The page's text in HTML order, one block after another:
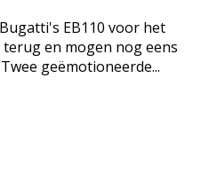
EB110 voor het
en mogen nog eens
geëmotioneerde...